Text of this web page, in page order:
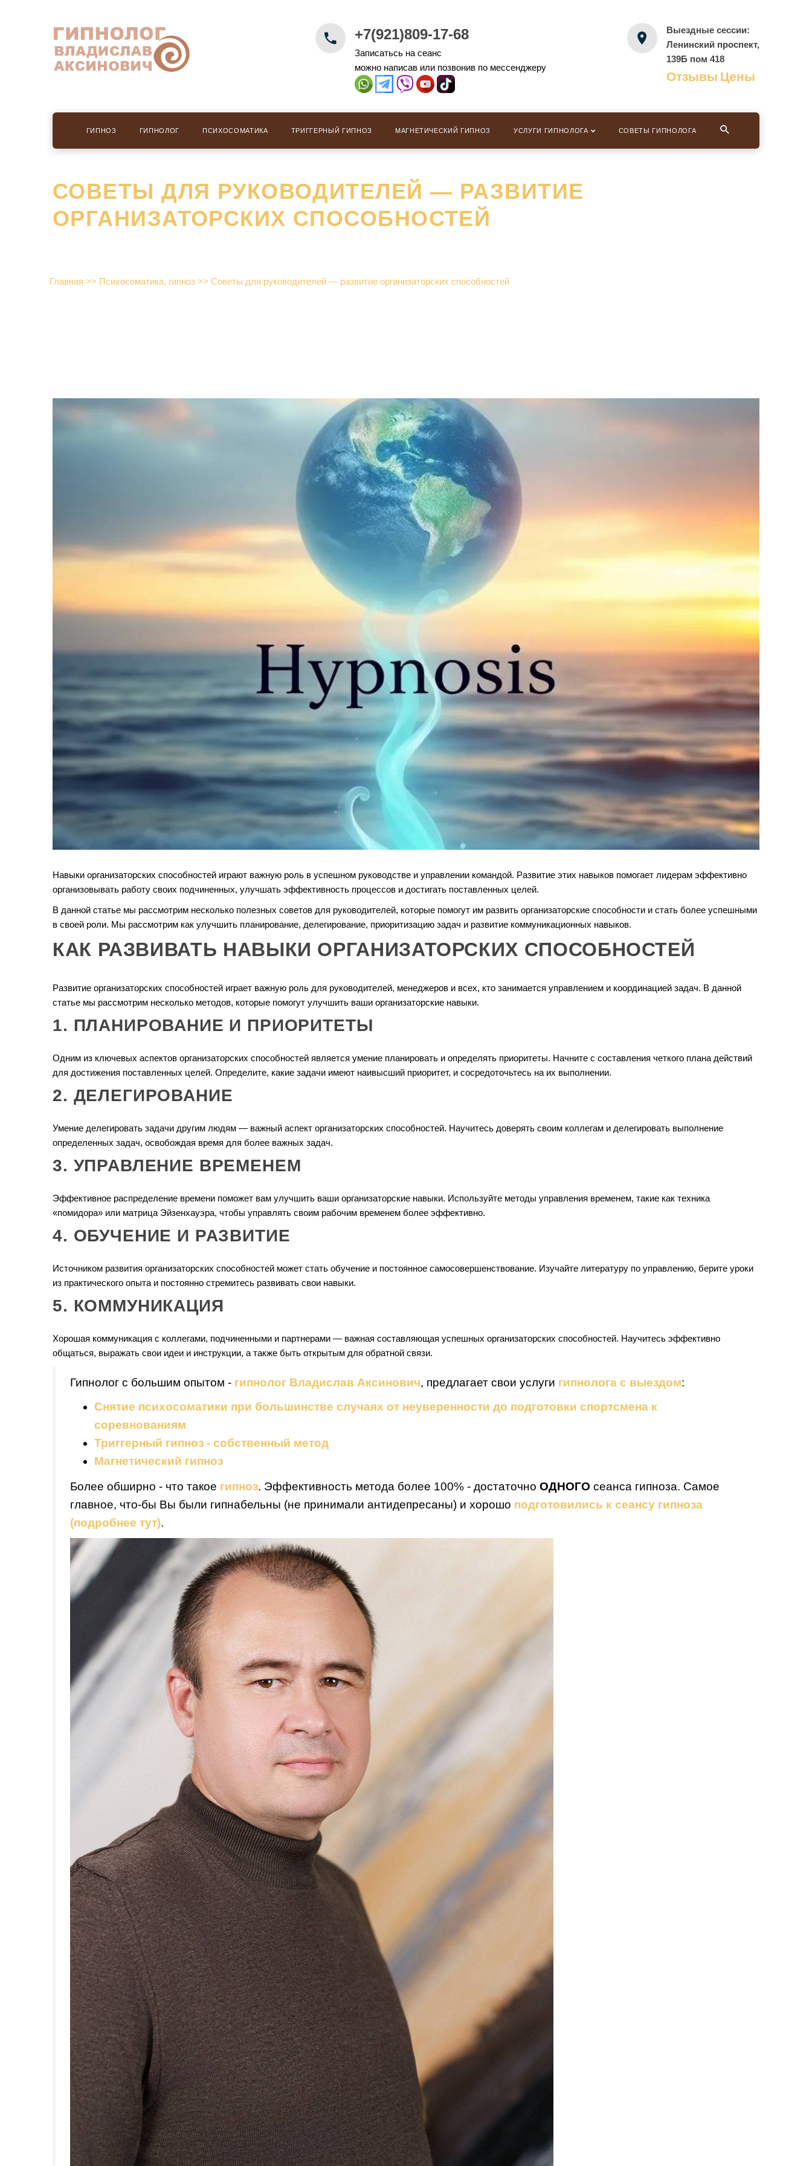
+7(921)809-17-68
Записатьсь на сеанс
можно написав или позвонив по мессенджеру
Выездные сессии:
Ленинский проспект,
139Б пом 418
Отзывы Цены
ГИПНОЗ ГИПНОЛОГ ПСИХОСОМАТИКА ТРИГГЕРНЫЙ ГИПНОЗ МАГНЕТИЧЕСКИЙ ГИПНОЗ УСЛУГИ ГИПНОЛОГА СОВЕТЫ ГИПНОЛОГА
СОВЕТЫ ДЛЯ РУКОВОДИТЕЛЕЙ — РАЗВИТИЕ
ОРГАНИЗАТОРСКИХ СПОСОБНОСТЕЙ
Главная >> Психосоматика, гипноз >> Советы для руководителей — развитие организаторских способностей
Навыки организаторских способностей играют важную роль в успешном руководстве и управлении командой. Развитие этих навыков помогает лидерам эффективно
организовывать работу своих подчиненных, улучшать эффективность процессов и достигать поставленных целей.
В данной статье мы рассмотрим несколько полезных советов для руководителей, которые помогут им развить организаторские способности и стать более успешными
в своей роли. Мы рассмотрим как улучшить планирование, делегирование, приоритизацию задач и развитие коммуникационных навыков.
КАК РАЗВИВАТЬ НАВЫКИ ОРГАНИЗАТОРСКИХ СПОСОБНОСТЕЙ
Развитие организаторских способностей играет важную роль для руководителей, менеджеров и всех, кто занимается управлением и координацией задач. В данной
статье мы рассмотрим несколько методов, которые помогут улучшить ваши организаторские навыки.
1. ПЛАНИРОВАНИЕ И ПРИОРИТЕТЫ
Одним из ключевых аспектов организаторских способностей является умение планировать и определять приоритеты. Начните с составления четкого плана действий
для достижения поставленных целей. Определите, какие задачи имеют наивысший приоритет, и сосредоточьтесь на их выполнении.
2. ДЕЛЕГИРОВАНИЕ
Умение делегировать задачи другим людям — важный аспект организаторских способностей. Научитесь доверять своим коллегам и делегировать выполнение
определенных задач, освобождая время для более важных задач.
3. УПРАВЛЕНИЕ ВРЕМЕНЕМ
Эффективное распределение времени поможет вам улучшить ваши организаторские навыки. Используйте методы управления временем, такие как техника
«помидора» или матрица Эйзенхауэра, чтобы управлять своим рабочим временем более эффективно.
4. ОБУЧЕНИЕ И РАЗВИТИЕ
Источником развития организаторских способностей может стать обучение и постоянное самосовершенствование. Изучайте литературу по управлению, берите уроки
из практического опыта и постоянно стремитесь развивать свои навыки.
5. КОММУНИКАЦИЯ
Хорошая коммуникация с коллегами, подчиненными и партнерами — важная составляющая успешных организаторских способностей. Научитесь эффективно
общаться, выражать свои идеи и инструкции, а также быть открытым для обратной связи.
Гипнолог с большим опытом - гипнолог Владислав Аксинович, предлагает свои услуги гипнолога с выездом:
Снятие психосоматики при большинстве случаях от неуверенности до подготовки спортсмена к
соревнованиям
Триггерный гипноз - собственный метод
Магнетический гипноз
Более обширно - что такое гипноз. Эффективность метода более 100% - достаточно ОДНОГО сеанса гипноза. Самое
главное, что-бы Вы были гипнабельны (не принимали антидепресаны) и хорошо подготовились к сеансу гипноза
(подробнее тут).